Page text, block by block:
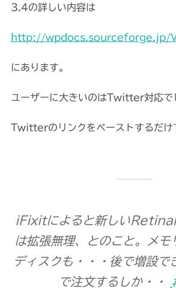
3.4の詳しい内容は
http://wpdocs.sourceforge.jp/
にあります。
ユーザーに大きいのはTwitter対応で
Twitterのリンクをペーストするだけ
iFixitによると新しい
は拡張無理、とのこと。メモ
ディスクも・・・後で増設
で注文するしか・・